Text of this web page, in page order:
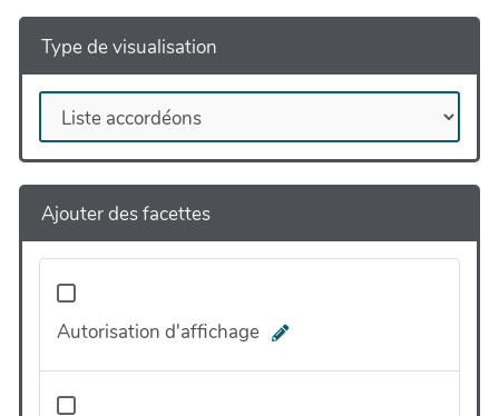
Type de visualisation
Ajouter des facettes
Autorisation d'affichage